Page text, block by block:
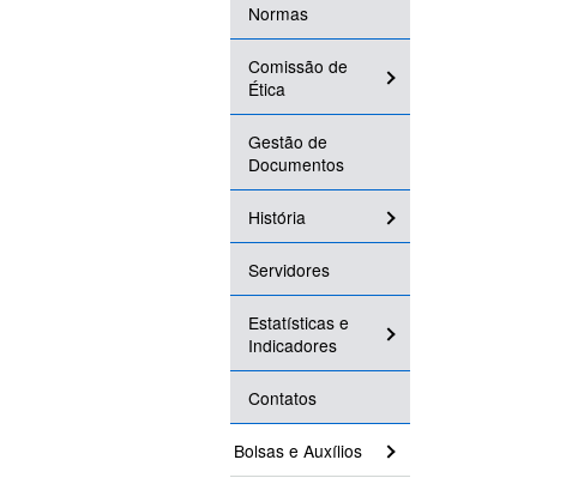
Normas
Comissão de
Ética
Gestão de
Documentos
História
Servidores
Estatísticas e
Indicadores
Contatos
Bolsas e Auxílios